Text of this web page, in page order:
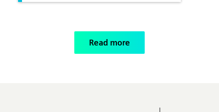
Read more